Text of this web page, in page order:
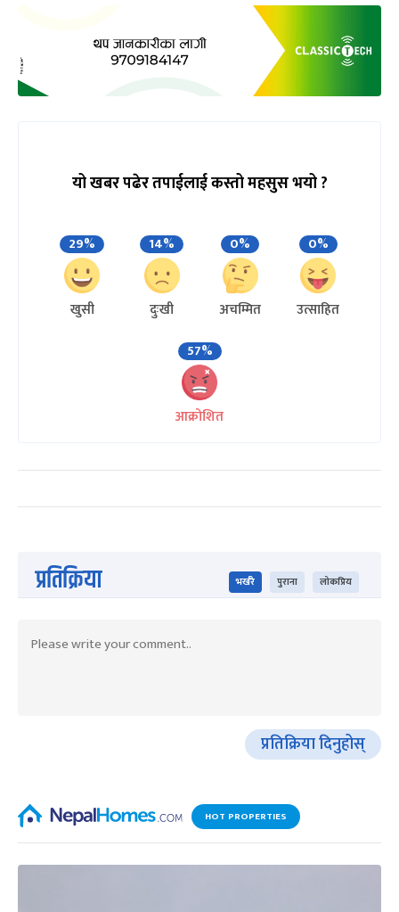
यो खबर पढेर तपाईलाई कस्तो महसुस भयो ?
29%
खुसी
14%
दुःखी
0%
अचम्मित
0%
उत्साहित
57%
आक्रोशित
प्रतिक्रिया भर्खरै पुराना लोकप्रिय
प्रतिक्रिया दिनुहोस्
HOT PROPERTIES